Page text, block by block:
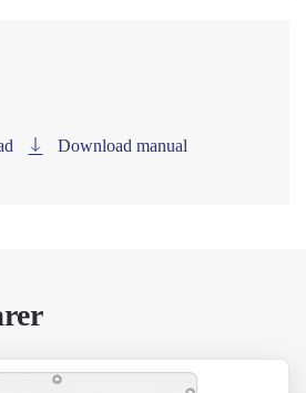
Download manual